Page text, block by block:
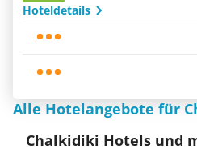
Hoteldetails
Alle Hotelangebote für
Chalkidiki Hotels und